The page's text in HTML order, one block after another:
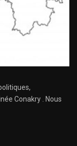
Conakry . Nous